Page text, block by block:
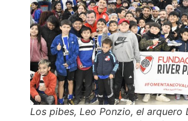
Los pibes, Leo Ponzio, el arquero